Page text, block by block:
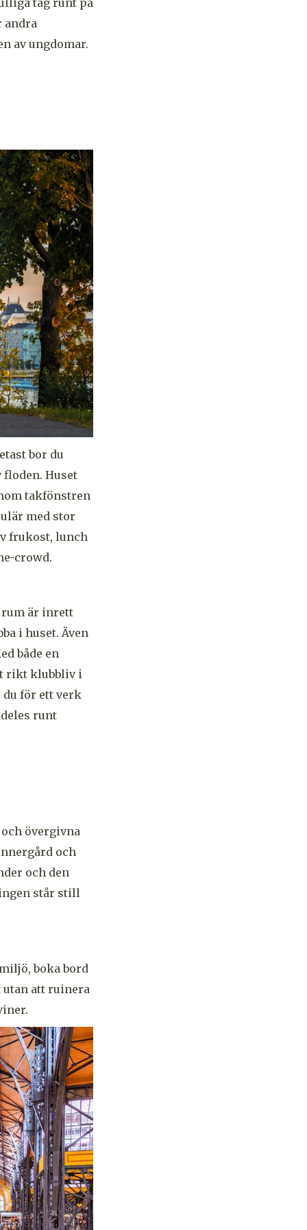
andra
av ungdomar.
bor du
Huset
takfönstren
med stor
frukost, lunch
crowd.
rum är inrett
i huset. Även
både en
rikt klubbliv i
du för ett verk
runt
övergivna
och
och den
står still
boka bord
att ruinera